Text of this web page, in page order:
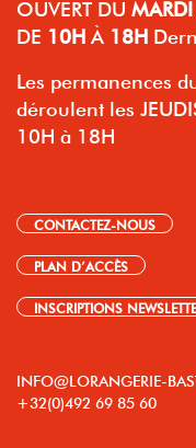
OUVERT DU MARDI
DE 10H À 18H
Les permanences
déroulent les
10H à 18H
CONTACTEZ-NOUS
PLAN D’ACCÈS
INSCRIPTIONS
INFO@LORANGERIE-
+32(0)492 69 85 60